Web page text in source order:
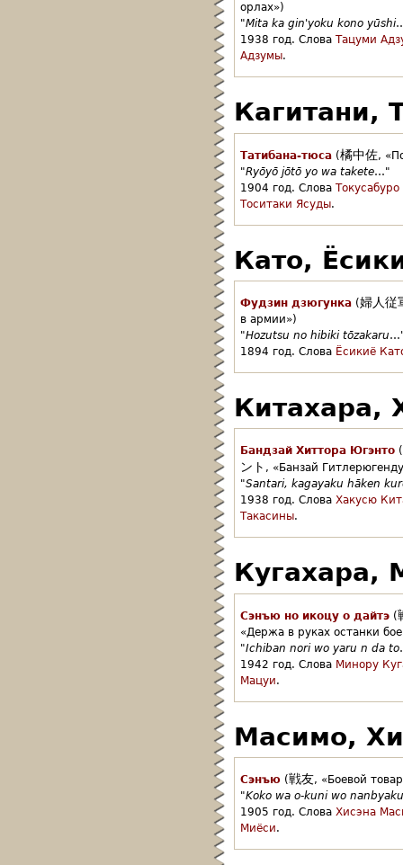
орлах»)
"Mita ka gin'yoku kono yūshi
1938 год. Слова Тацуми
Адзумы.
Кагитани,
Татибана-тюса (橘中佐,
"Ryōyō jōtō yo wa takete…"
1904 год. Слова
Тоситаки Ясуды.
Като,
Фудзин дзюгунка (婦人従
в армии»)
"Hozutsu no hibiki tōzakaru
1894 год. Слова Ёсикиё
Китахара,
Бандзай Хиттора Югэнто (
ント , «Банзай
"Santari, kagayaku hāken
1938 год. Слова Хакусю
Такасины.
Кугахара,
Сэнъю но икоцу о дайтэ (
«Держа в руках останки
"Ichiban nori wo yaru n da to
1942 год. Слова Минору
Мацуи.
Масимо,
Сэнъю (戦友, «Боевой
"Koko wa o-kuni wo
1905 год. Слова Хисэна
Миёси.